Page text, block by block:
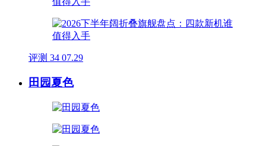
评测 34 07.29
田园夏色